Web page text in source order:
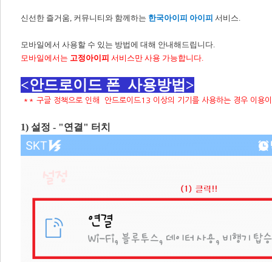
신선한 즐거움, 커뮤니티와 함께하는 한국아이피 아이피 서비스.
모바일에서 사용할 수 있는 방법에 대해 안내해드립니다.
모바일에서는 고정아이피 서비스만 사용 가능합니다.
<안드로이드 폰 사용방법>
** 구글 정책으로 인해 안드로이드13 이상의 기기를 사용하는 경우 이용
​1) 설정 - "연결" 터치